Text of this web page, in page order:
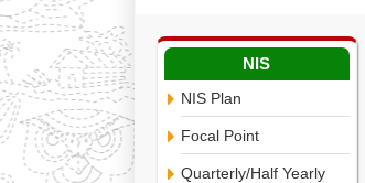
NIS
NIS Plan
Focal Point
Quarterly/Half Yearly